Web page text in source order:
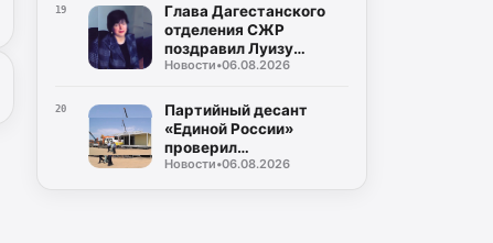
19
Глава Дагестанского
отделения СЖР
поздравил Луизу
Алиханову с днем
Новости•06.08.2026
20
Партийный десант
«Единой России»
проверил
строительство новой
Новости•06.08.2026